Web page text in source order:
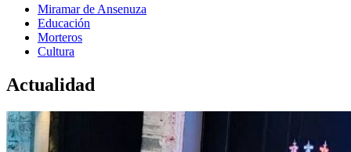
Miramar de Ansenuza
Educación
Morteros
Cultura
Actualidad